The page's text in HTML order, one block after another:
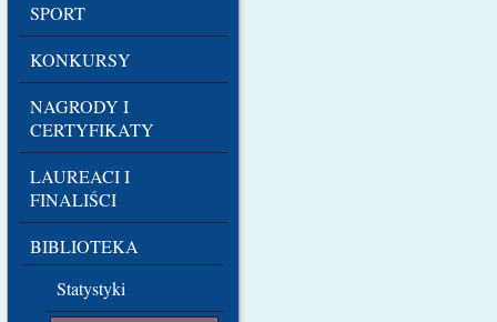
SPORT
KONKURSY
NAGRODY I
CERTYFIKATY
LAUREACI I
FINALIŚCI
BIBLIOTEKA
Statystyki